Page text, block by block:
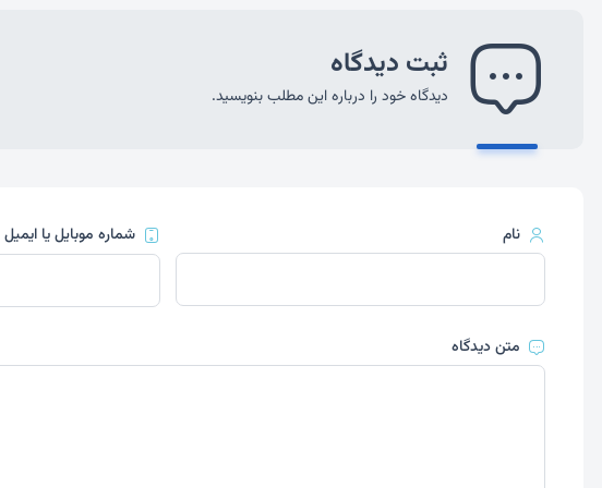
ثبت دیدگاه
دیدگاه خود را درباره این مطلب بنویسید.
نام شماره موبایل یا ایمیل
متن دیدگاه